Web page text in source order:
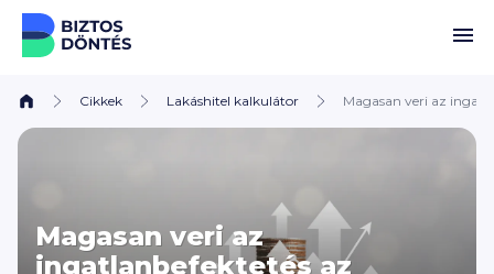
Ugrás a tartalomhoz
Cikkek Lakáshitel kalkulátor Magasan veri az
Magasan veri az
ingatlanbefektetés az